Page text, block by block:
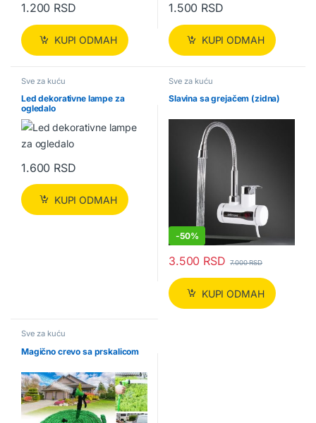
1.200 RSD
KUPI ODMAH
1.500 RSD
KUPI ODMAH
Sve za kuću
Led dekorativne lampe za
ogledalo
1.600 RSD
KUPI ODMAH
Sve za kuću
Slavina sa grejačem (zidna)
-50%
3.500 RSD 7.000RSD
KUPI ODMAH
Sve za kuću
Magično crevo sa prskalicom